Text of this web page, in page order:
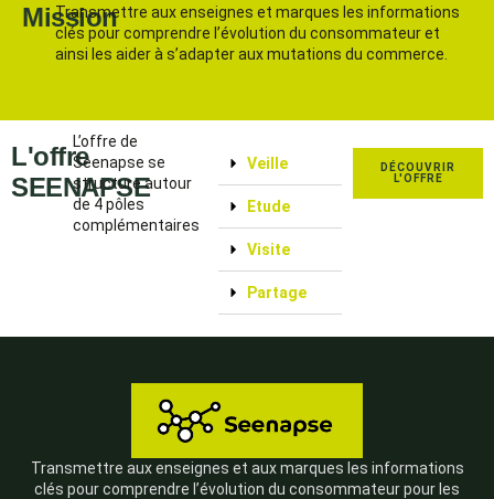
Mission
Transmettre aux enseignes et marques les informations
clés pour comprendre l’évolution du consommateur et
ainsi les aider à s’adapter aux mutations du commerce.
L'offre
SEENAPSE
L’offre de
Seenapse se
structure autour
de 4 pôles
complémentaires
Veille
Etude
Visite
Partage
DÉCOUVRIR
L'OFFRE
Transmettre aux enseignes et aux marques les informations
clés pour comprendre l’évolution du consommateur pour les